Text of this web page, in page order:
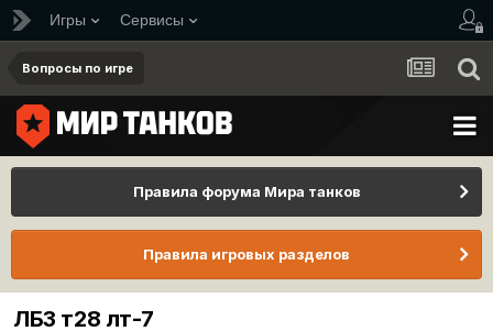
Игры Сервисы
Вопросы по игре
Правила форума Мира танков
Правила игровых разделов
ЛБЗ т28 лт-7